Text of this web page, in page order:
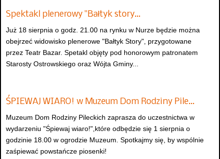
Spektakl plenerowy "Bałtyk story…
Już 18 sierpnia o godz. 21.00 na rynku w Nurze będzie można
obejrzeć widowisko plenerowe "Bałtyk Story", przygotowane
przez Teatr Bazar. Spetakl objęty pod honorowym patronatem
Starosty Ostrowskiego oraz Wójta Gminy...
ŚPIEWAJ WIARO! w Muzeum Dom Rodziny Pile…
Muzeum Dom Rodziny Pileckich zaprasza do uczestnictwa w
wydarzeniu "Śpiewaj wiaro!",które odbędzie się 1 sierpnia o
godzinie 18.00 w ogrodzie Muzeum. Spotkajmy się, by wspólnie
zaśpiewać powstańcze piosenki!